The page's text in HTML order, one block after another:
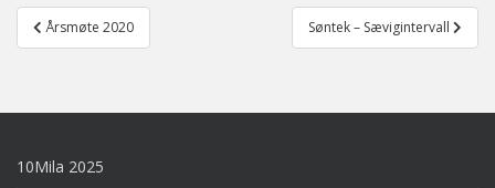
Post
navigation
Årsmøte 2020 Søntek – Sævigintervall
10Mila 2025